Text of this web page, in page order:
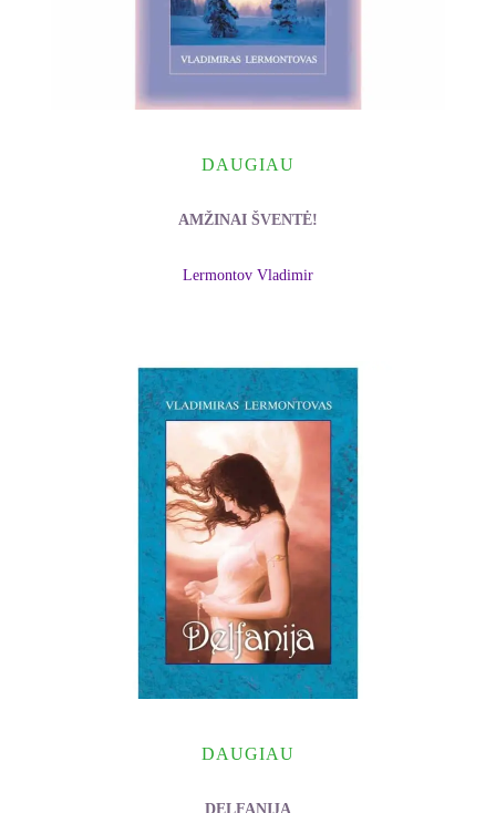
DAUGIAU
AMŽINAI ŠVENTĖ!
Lermontov Vladimir
DAUGIAU
DELFANIJA